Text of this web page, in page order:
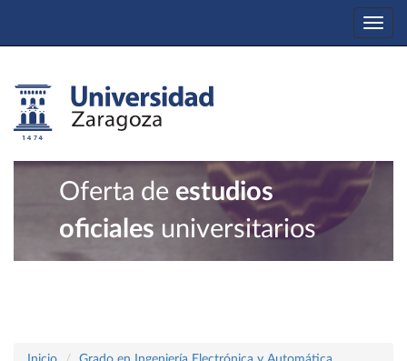
Oferta de estudios
oficiales universitarios